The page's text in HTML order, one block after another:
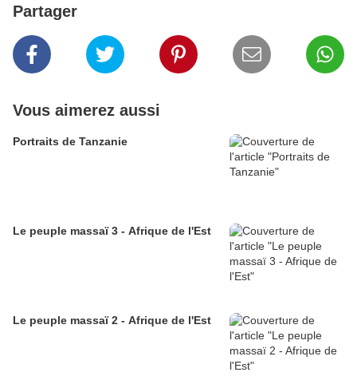
Partager
Vous aimerez aussi
Portraits de Tanzanie
Le peuple massaï 3 - Afrique de l'Est
Le peuple massaï 2 - Afrique de l'Est